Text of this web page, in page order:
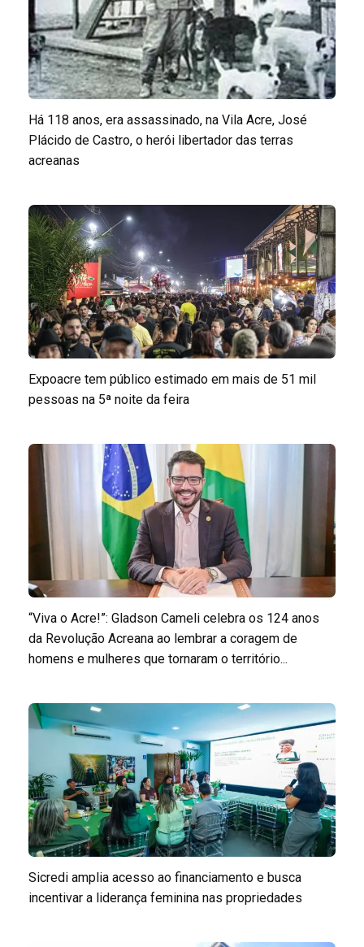
Há 118 anos, era assassinado, na Vila Acre, José
Plácido de Castro, o herói libertador das terras
acreanas
Expoacre tem público estimado em mais de 51 mil
pessoas na 5ª noite da feira
“Viva o Acre!”: Gladson Cameli celebra os 124 anos
da Revolução Acreana ao lembrar a coragem de
homens e mulheres que tornaram o território...
Sicredi amplia acesso ao financiamento e busca
incentivar a liderança feminina nas propriedades